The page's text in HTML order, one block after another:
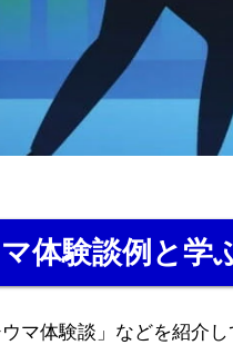
体験談例と学
マ体験談」などを紹介し